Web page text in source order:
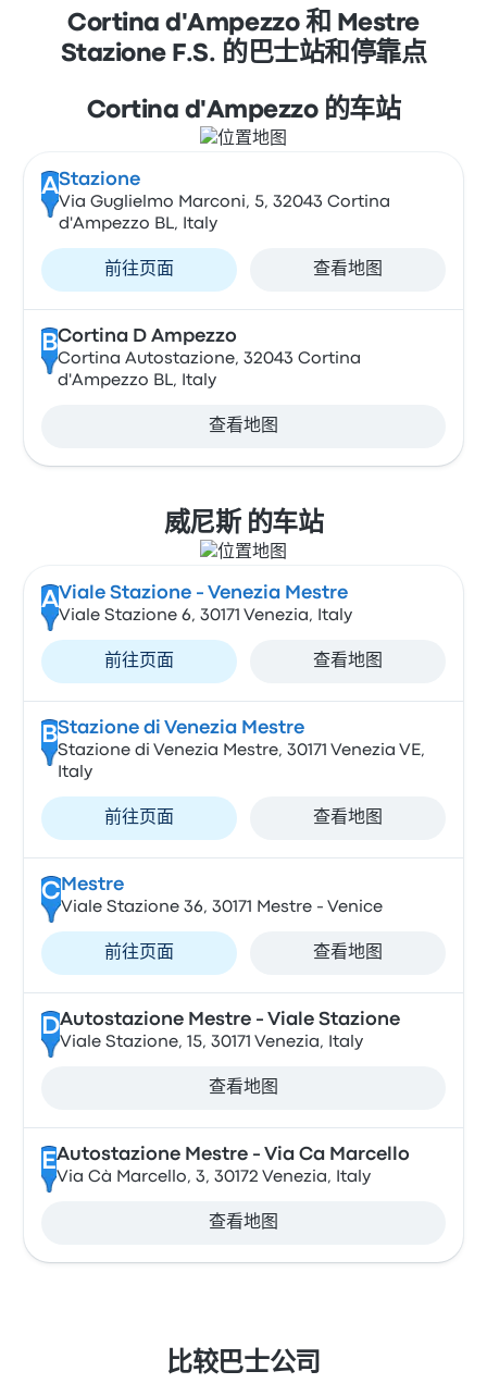
Cortina d'Ampezzo 和 Mestre
Stazione F.S. 的巴士站和停靠点
Cortina d'Ampezzo 的车站
AStazione
Via Guglielmo Marconi, 5, 32043 Cortina
d'Ampezzo BL, Italy
前往页面 查看地图
BCortina D Ampezzo
Cortina Autostazione, 32043 Cortina
d'Ampezzo BL, Italy
查看地图
威尼斯 的车站
AViale Stazione - Venezia Mestre
Viale Stazione 6, 30171 Venezia, Italy
前往页面 查看地图
BStazione di Venezia Mestre
Stazione di Venezia Mestre, 30171 Venezia VE,
Italy
前往页面 查看地图
CMestre
Viale Stazione 36, 30171 Mestre - Venice
前往页面 查看地图
DAutostazione Mestre - Viale Stazione
Viale Stazione, 15, 30171 Venezia, Italy
查看地图
EAutostazione Mestre - Via Ca Marcello
Via Cà Marcello, 3, 30172 Venezia, Italy
查看地图
比较巴士公司